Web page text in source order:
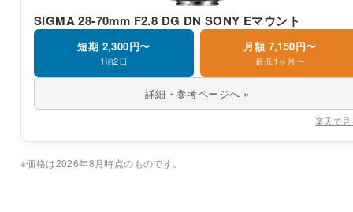
SIGMA 28-70mm F2.8 DG DN SONY Eマウント
短期 2,300円〜
1泊2日
月額 7,150円〜
最低1ヶ月〜
詳細・参考ページへ »
楽天で
※価格は2026年8月時点のものです。